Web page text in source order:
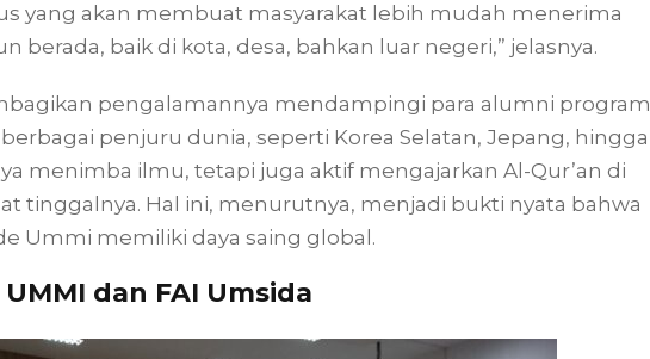
yang akan membuat masyarakat lebih mudah menerima
berada, baik di kota, desa, bahkan luar negeri,” jelasnya.
pengalamannya mendampingi para alumni program
penjuru dunia, seperti Korea Selatan, Jepang, hingga
menimba ilmu, tetapi juga aktif mengajarkan Al-Qur’an di
tinggalnya. Hal ini, menurutnya, menjadi bukti nyata bahwa
Ummi memiliki daya saing global.
dan FAI Umsida